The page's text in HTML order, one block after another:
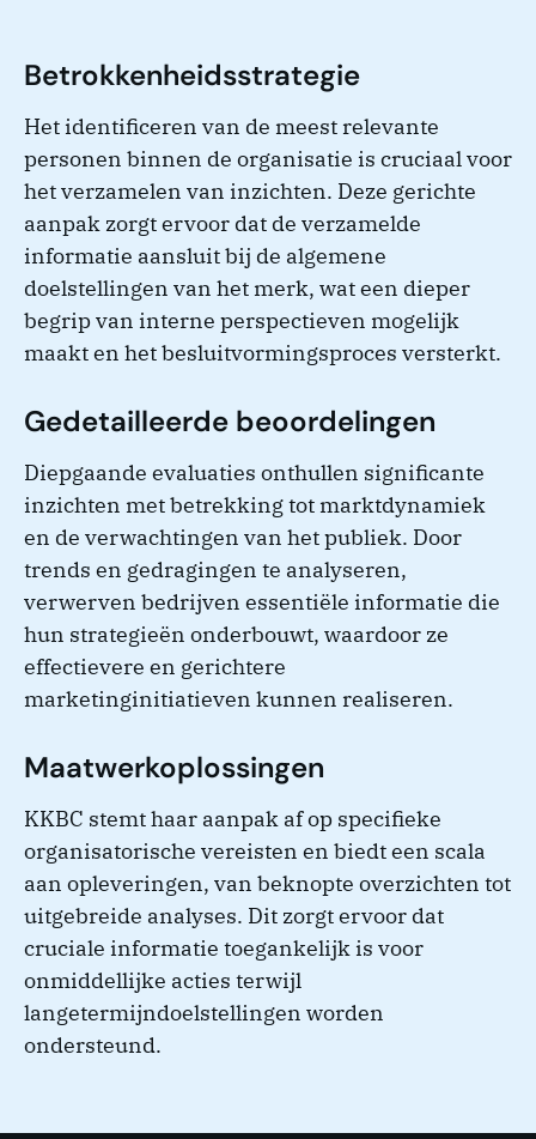
Betrokkenheidsstrategie
Het identificeren van de meest relevante
personen binnen de organisatie is cruciaal voor
het verzamelen van inzichten. Deze gerichte
aanpak zorgt ervoor dat de verzamelde
informatie aansluit bij de algemene
doelstellingen van het merk, wat een dieper
begrip van interne perspectieven mogelijk
maakt en het besluitvormingsproces versterkt.
Gedetailleerde beoordelingen
Diepgaande evaluaties onthullen significante
inzichten met betrekking tot marktdynamiek
en de verwachtingen van het publiek. Door
trends en gedragingen te analyseren,
verwerven bedrijven essentiële informatie die
hun strategieën onderbouwt, waardoor ze
effectievere en gerichtere
marketinginitiatieven kunnen realiseren.
Maatwerkoplossingen
KKBC stemt haar aanpak af op specifieke
organisatorische vereisten en biedt een scala
aan opleveringen, van beknopte overzichten tot
uitgebreide analyses. Dit zorgt ervoor dat
cruciale informatie toegankelijk is voor
onmiddellijke acties terwijl
langetermijndoelstellingen worden
ondersteund.